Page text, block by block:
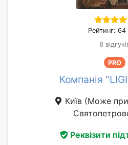
Рейтинг: 64
8
PRO
Компанія
Київ (Може
Реквізити